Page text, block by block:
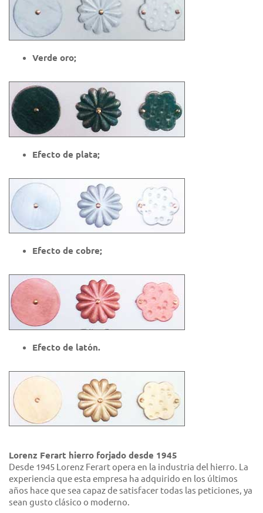
Verde oro;
Efecto de plata;
Efecto de cobre;
Efecto de latón.
Lorenz Ferart hierro forjado desde 1945
Desde 1945 Lorenz Ferart opera en la industria del hierro. La
experiencia que esta empresa ha adquirido en los últimos
años hace que sea capaz de satisfacer todas las peticiones, ya
sean gusto clásico o moderno.